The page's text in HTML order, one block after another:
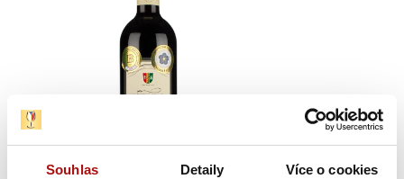
Souhlas Detaily Více o cookies